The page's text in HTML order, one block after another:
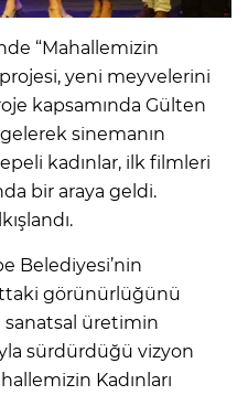
“Mahallemizin
projesi, yeni meyvelerini
kapsamında Gülten
sinemanın
kadınlar, ilk filmleri
bir araya geldi.
Belediyesi’nin
görünürlüğünü
sanatsal üretimin
sürdürdüğü vizyon
Kadınları